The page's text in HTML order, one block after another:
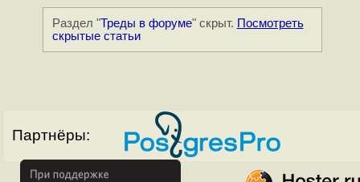
Раздел "Треды в форуме" скрыт. Посмотреть
скрытые статьи
Партнёры: